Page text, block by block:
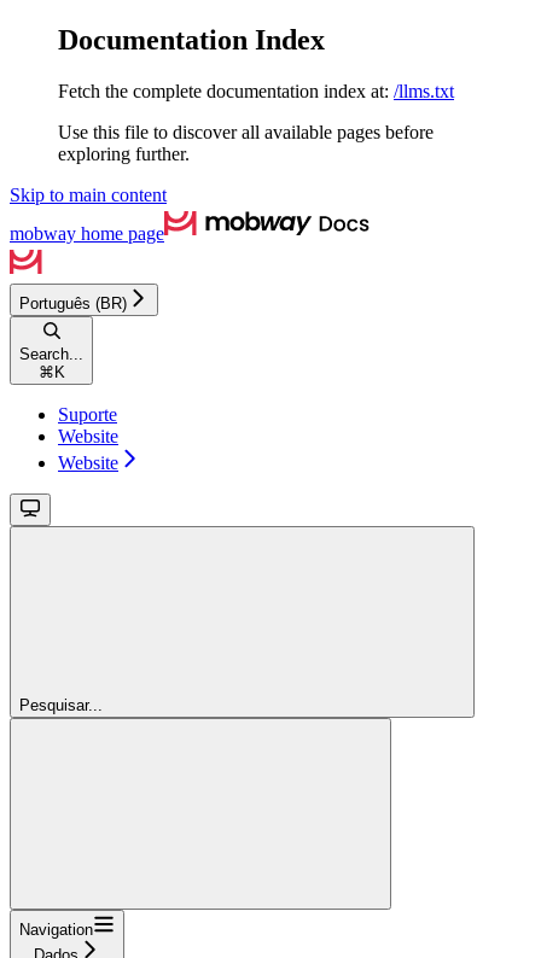
Documentation Index
Fetch the complete documentation index at: /llms.txt
Use this file to discover all available pages before
exploring further.
Skip to main content
mobway home page
Português (BR)
Search...
⌘ K
Suporte
Website
Website
Pesquisar...
Navigation